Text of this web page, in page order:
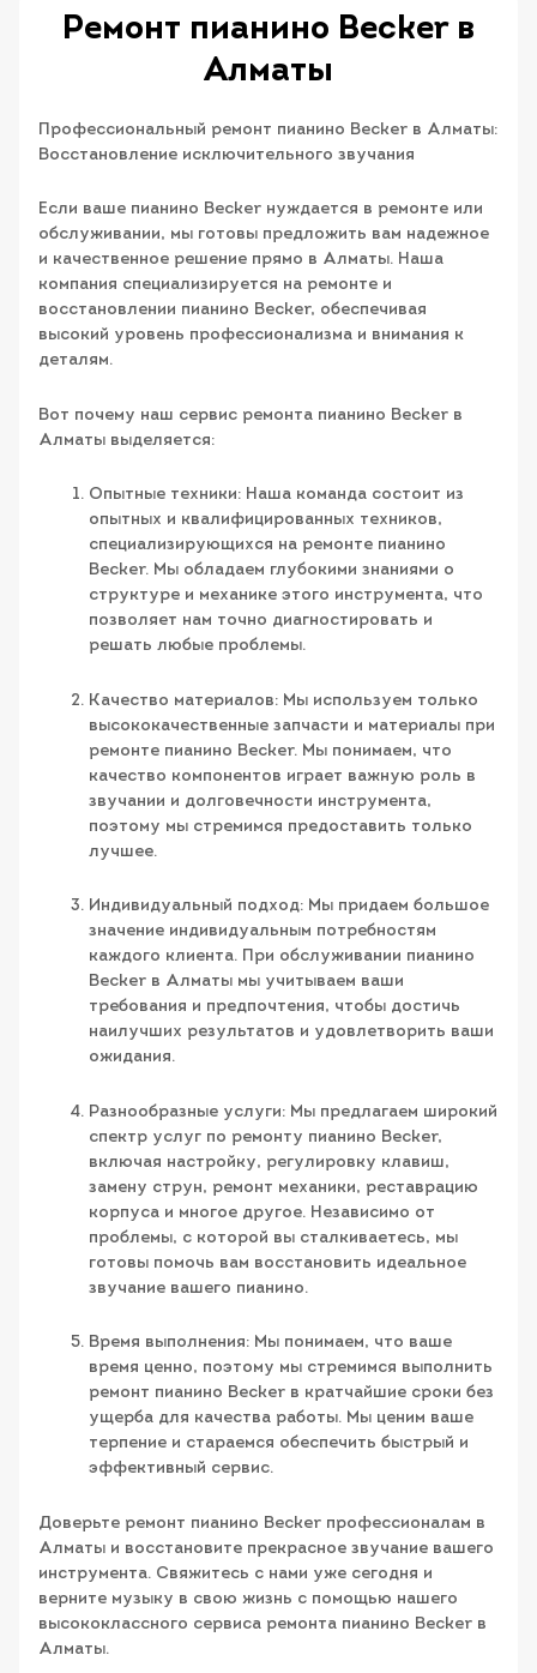
Ремонт пианино Becker в
Алматы
Профессиональный ремонт пианино Becker в Алматы:
Восстановление исключительного звучания
Если ваше пианино Becker нуждается в ремонте или
обслуживании, мы готовы предложить вам надежное
и качественное решение прямо в Алматы. Наша
компания специализируется на ремонте и
восстановлении пианино Becker, обеспечивая
высокий уровень профессионализма и внимания к
деталям.
Вот почему наш сервис ремонта пианино Becker в
Алматы выделяется:
Опытные техники: Наша команда состоит из
опытных и квалифицированных техников,
специализирующихся на ремонте пианино
Becker. Мы обладаем глубокими знаниями о
структуре и механике этого инструмента, что
позволяет нам точно диагностировать и
решать любые проблемы.
Качество материалов: Мы используем только
высококачественные запчасти и материалы при
ремонте пианино Becker. Мы понимаем, что
качество компонентов играет важную роль в
звучании и долговечности инструмента,
поэтому мы стремимся предоставить только
лучшее.
Индивидуальный подход: Мы придаем большое
значение индивидуальным потребностям
каждого клиента. При обслуживании пианино
Becker в Алматы мы учитываем ваши
требования и предпочтения, чтобы достичь
наилучших результатов и удовлетворить ваши
ожидания.
Разнообразные услуги: Мы предлагаем широкий
спектр услуг по ремонту пианино Becker,
включая настройку, регулировку клавиш,
замену струн, ремонт механики, реставрацию
корпуса и многое другое. Независимо от
проблемы, с которой вы сталкиваетесь, мы
готовы помочь вам восстановить идеальное
звучание вашего пианино.
Время выполнения: Мы понимаем, что ваше
время ценно, поэтому мы стремимся выполнить
ремонт пианино Becker в кратчайшие сроки без
ущерба для качества работы. Мы ценим ваше
терпение и стараемся обеспечить быстрый и
эффективный сервис.
Доверьте ремонт пианино Becker профессионалам в
Алматы и восстановите прекрасное звучание вашего
инструмента. Свяжитесь с нами уже сегодня и
верните музыку в свою жизнь с помощью нашего
высококлассного сервиса ремонта пианино Becker в
Алматы.